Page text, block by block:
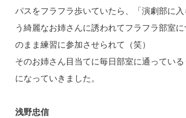
パスをフラフラ歩いていたら、「演劇部に
う綺麗なお姉さんに誘われてフラフラ部室
のまま練習に参加させられて（笑）
そのお姉さん目当てに毎日部室に通ってい
になっていきました。
浅野忠信